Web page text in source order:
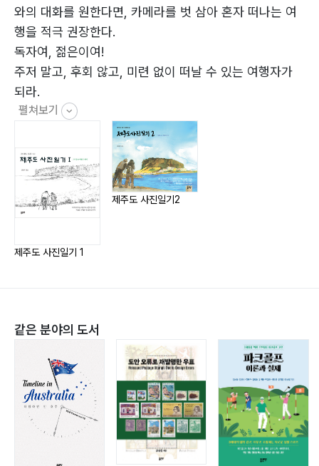
여행 친구 259
<겨울>
시선집중 277
첫눈 293
우리 동네 313
제주도와 산업혁명 345
제주문화유산답사기 361
와의 대화를 원한다면, 카메라를 벗 삼아 혼자 떠나는 여
행을 적극 권장한다.
독자여, 젊은이여!
주저 말고, 후회 않고, 미련 없이 떠날 수 있는 여행자가
되라.
e-mail : kangks@daum.net
facebook : @kangks14
펼쳐보기
제주도 사진일기 1
제주도 사진일기2
같은 분야의 도서